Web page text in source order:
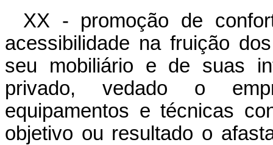
XX - promoção de
acessibilidade na fruição
seu mobiliário e de suas
privado, vedado o
equipamentos e técnicas
objetivo ou resultado o